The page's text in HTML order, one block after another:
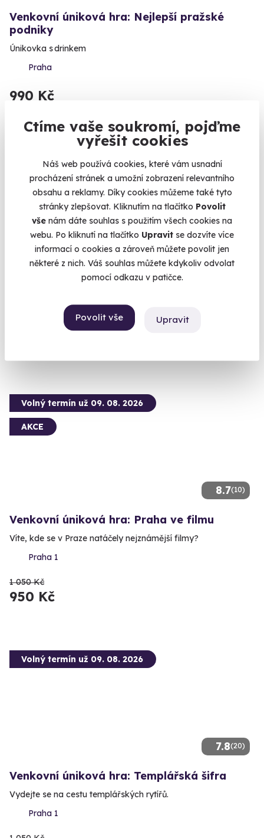
Ctíme vaše soukromí, pojďme
vyřešit cookies
Náš web používá cookies, které vám usnadní
procházení stránek a umožní zobrazení relevantního
obsahu a reklamy. Díky cookies můžeme také tyto
stránky zlepšovat. Kliknutím na tlačítko Povolit
vše nám dáte souhlas s použitím všech cookies na
webu. Po kliknutí na tlačítko Upravit se dozvíte více
informací o cookies a zároveň můžete povolit jen
některé z nich. Váš souhlas můžete kdykoliv odvolat
pomocí odkazu v patičce.
Povolit vše Upravit
Venkovní úniková hra: Nejlepší pražské
podniky
Únikovka s drinkem
Praha
990 Kč
6.0
Volný termín už 09. 08. 2026
Venkovní úniková hra: Tajemství čokolády
Praha (+ 2 další lokality)
8.7(10)
Volný termín už 09. 08. 2026
AKCE
Venkovní úniková hra: Praha ve filmu
Víte, kde se v Praze natáčely nejznámější filmy?
Praha 1
1 050 Kč
950 Kč
7.8(20)
Volný termín už 09. 08. 2026
Venkovní úniková hra: Templářská šifra
Vydejte se na cestu templářských rytířů.
Praha 1